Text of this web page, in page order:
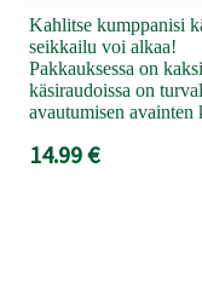
Kahlitse kumppanisi
seikkailu voi alkaa!
Pakkauksessa on
käsiraudoissa on
avautumisen avainten
14.99 €